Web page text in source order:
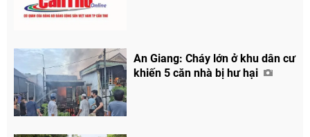
An Giang: Cháy lớn ở khu dân cư
khiến 5 căn nhà bị hư hại